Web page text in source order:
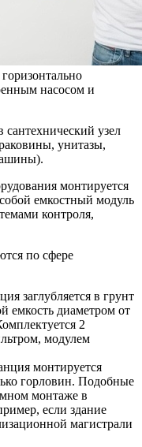
насосом и
сантехнический узел
унитазы,
монтируется
емкостный модуль
контроля,
по сфере
заглубляется в грунт
емкость диаметром от
2
модулем
монтируется
горловин. Подобные
монтаже в
если здание
магистрали